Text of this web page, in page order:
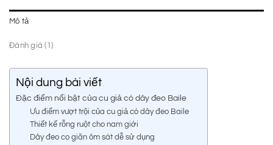
Mô tả
Đánh giá (1)
Nội dung bài viết
Đặc điểm nổi bật của cu giả có dây đeo Baile
Ưu điểm vượt trội của cu giả có dây đeo Baile
Thiết kế rỗng ruột cho nam giới
Dây đeo co giãn ôm sát dễ sử dụng